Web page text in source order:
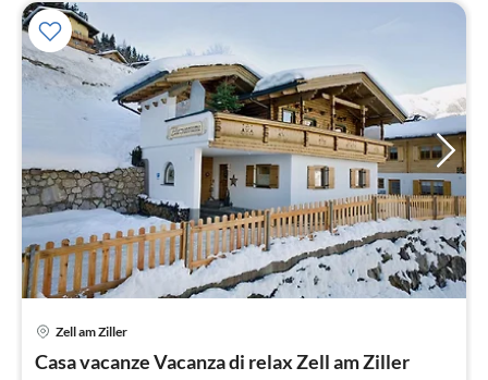
Zell am Ziller
Casa vacanze Vacanza di relax Zell am Ziller